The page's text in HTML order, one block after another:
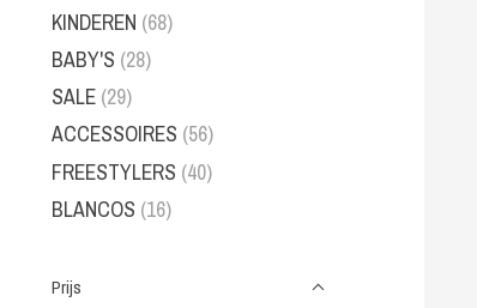
KINDEREN (68)
BABY'S (28)
SALE (29)
ACCESSOIRES (56)
FREESTYLERS (40)
BLANCOS (16)
Prijs